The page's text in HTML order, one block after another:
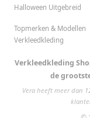
Halloween Uitgebreid
Topmerken & Modellen
Verkleedkleding
Verkleedkleding
de
Vera heeft meer dan